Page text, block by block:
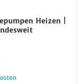
Heizen |